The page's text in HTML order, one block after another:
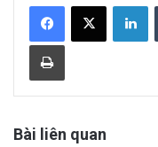
Bài liên quan